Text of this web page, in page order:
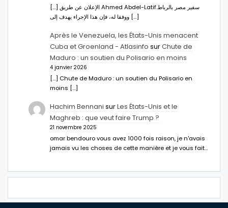
[…] الإعلان عن طريق Ahmed Abdel-Latifسفير مصر بالرباط.
ووفقا له، فإن هذا الإجراء يهدف إلى […]
Après le Venezuela, les États-Unis menacent
Cuba et Groenland - Atlasinfo surChute de
Maduro : un soutien du Polisario en moins
4 janvier 2026
[…] Chute de Maduro : un soutien du Polisario en
moins […]
Hachim Bennani surLes États-Unis et le
Maghreb : que veut faire Trump ?
21 novembre 2025
omar bendouro vous avez 1000 fois raison, je n'avais
jamais vu les choses de cette manière et je vous fait…